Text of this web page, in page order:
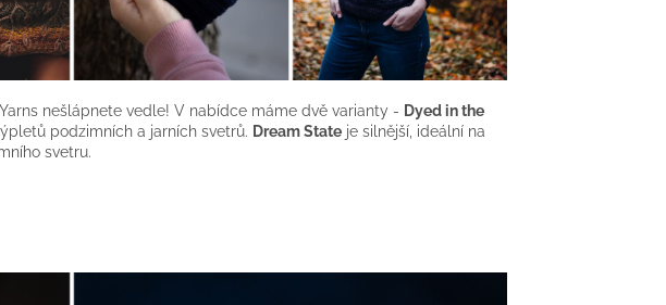
nešlápnete vedle! V nabídce máme dvě varianty - Dyed in the
podzimních a jarních svetrů. Dream State je silnější, ideální na
svetru.